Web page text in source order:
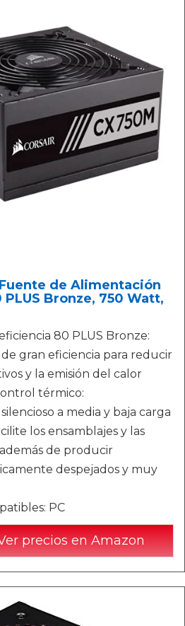
de Alimentación
Bronze, 750 Watt,
80 PLUS Bronze:
gran eficiencia para reducir
y la emisión del calor
térmico:
a media y baja carga
los ensamblajes y las
de producir
despejados y muy
PC
precios en Amazon